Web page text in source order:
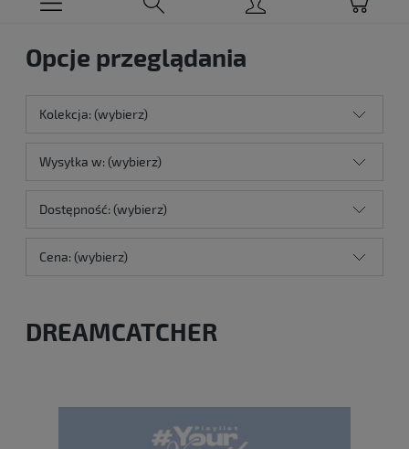
Opcje przeglądania
Kolekcja: (wybierz)
Wysyłka w: (wybierz)
Dostępność: (wybierz)
Cena: (wybierz)
DREAMCATCHER